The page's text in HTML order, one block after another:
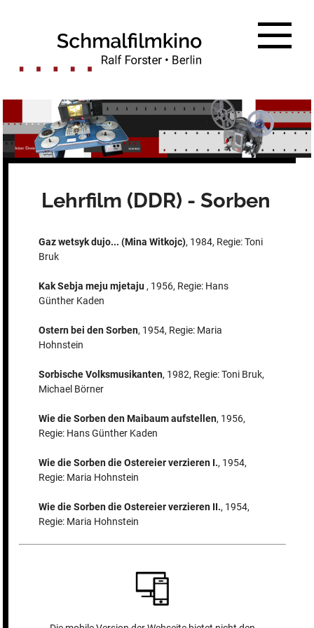
Lehrfilm (DDR) - Sorben
Gaz wetsyk dujo... (Mina Witkojc), 1984, Regie: Toni
Bruk
Kak Sebja meju mjetaju, 1956, Regie: Hans
Günther Kaden
Ostern bei den Sorben, 1954, Regie: Maria
Hohnstein
Sorbische Volksmusikanten, 1982, Regie: Toni Bruk,
Michael Börner
Wie die Sorben den Maibaum aufstellen, 1956,
Regie: Hans Günther Kaden
Wie die Sorben die Ostereier verzieren I., 1954,
Regie: Maria Hohnstein
Wie die Sorben die Ostereier verzieren II., 1954,
Regie: Maria Hohnstein